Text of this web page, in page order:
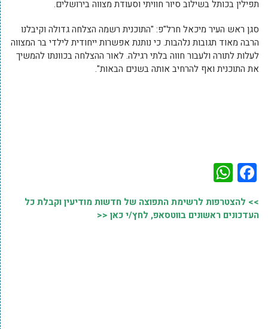
תפילין בכותל בשילוב סיור חוויתי וסעודת מצווה בירושלים.
סגן ראש העיר מיכאל חרל"פ: "התוכנית רשמה הצלחה גדולה וקיבלנו
הרבה מאוד תגובות נלהבות. כי נותנת אפשרות ייחודית לילדי בר המצווה
לעלות לתורה ולעבור חווה בלתי רגילה. לאור ההצלחה בכוונתו להמשיך
את התוכנית ואף להרחיב אותה בשנים הבאות".
Facebook
>> להצטרפות לרשימת התפוצה של חדשות מודיעין וקבלת כל
העדכונים ראשונים בווטסאפ, לחץ/י כאן <<